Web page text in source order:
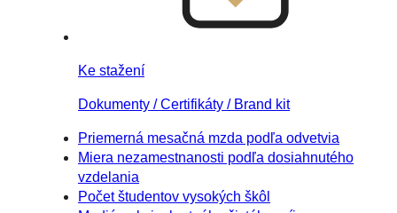
Ke stažení
Dokumenty / Certifikáty / Brand kit
Priemerná mesačná mzda podľa odvetvia
Miera nezamestnanosti podľa dosiahnutého
vzdelania
Počet študentov vysokých škôl